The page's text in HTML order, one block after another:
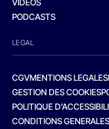
PODCASTS
LEGAL
CGVMENTIONS LEGALES
GESTION DES COOKIES
POLITIQUE
CONDITIONS